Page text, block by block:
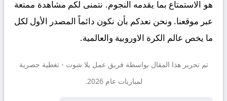
هو الاستمتاع بما يقدمه النجوم. نتمنى لكم مشاهدة ممتعة
عبر موقعنا. ونحن نعدكم بأن نكون دائماً المصدر الأول لكل
ما يخص عالم الكرة الاوروبية والعالمية.
تم تحرير هذا المقال بواسطة فريق عمل يلا شوت - تغطية حصرية
لمباريات عام 2026.